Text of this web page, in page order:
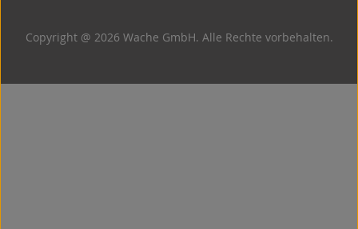
Copyright @ 2026 Wache GmbH. Alle Rechte vorbehalten.